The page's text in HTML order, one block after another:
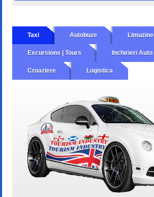
Taxi Autobuze Limuzine
Excursions | Tours Inchirieri Auto
Croaziere Logistica